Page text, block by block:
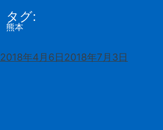
行政書士・司法書士
山本法務事務所
タグ:
熊本
投
2018年4月6日2018年7月3日